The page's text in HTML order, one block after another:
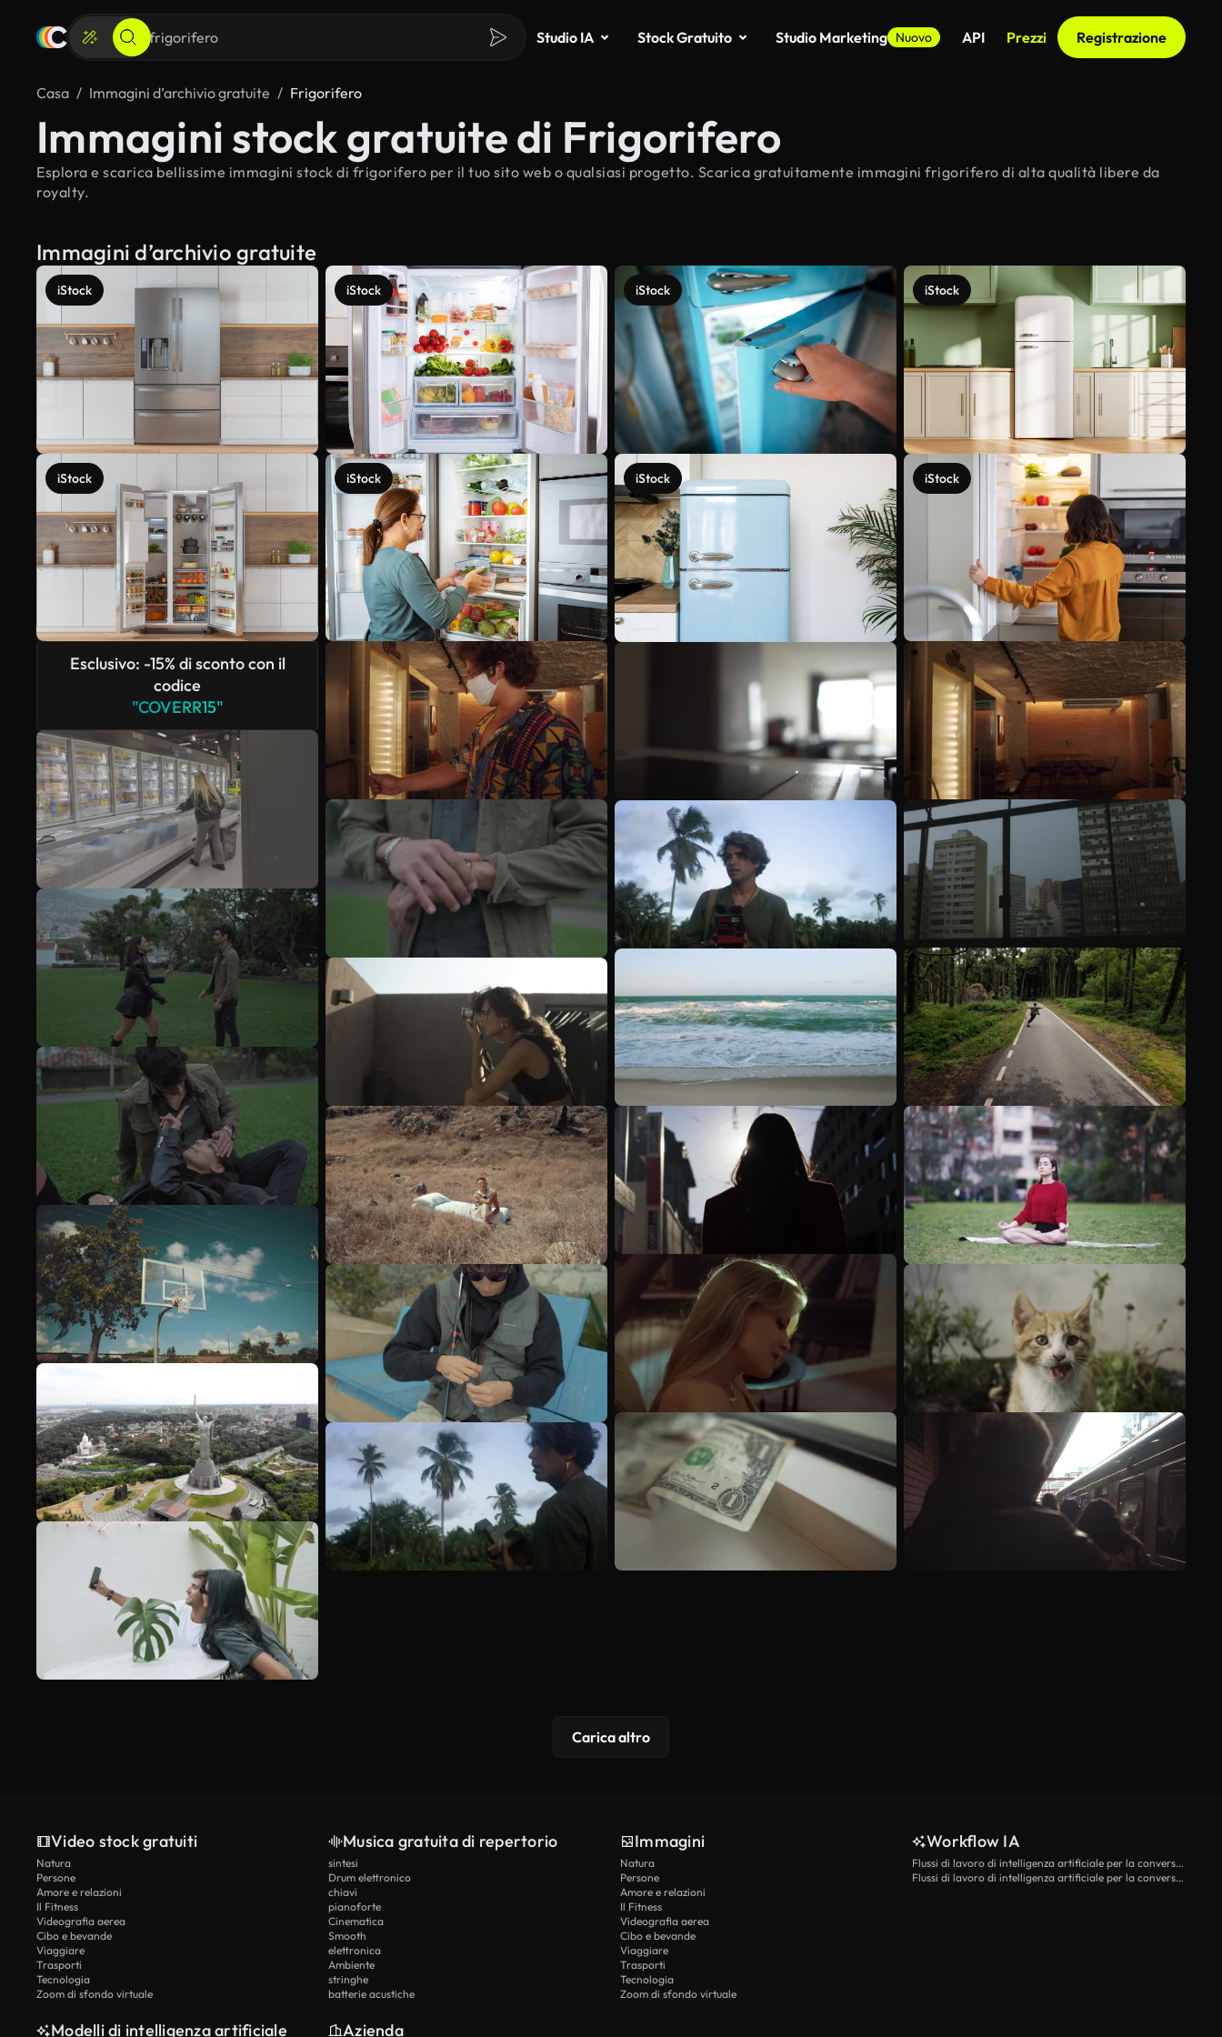
Studio IA Stock Gratuito Studio Marketing Nuovo API Prezzi Registrazione
Casa Immagini d’archivio gratuite Frigorifero
Immagini stock gratuite di Frigorifero
Esplora e scarica bellissime immagini stock di frigorifero per il tuo sito web o qualsiasi progetto. Scarica gratuitamente immagini frigorifero di alta qualità libere da
royalty.
Immagini d’archivio gratuite
iStock
iStock
Esclusivo: -15% di sconto con il
codice
"COVERR15"
iStock
iStock
iStock
iStock
iStock
iStock
Scopri di più
Carica altro
Video stock gratuiti
Natura
Persone
Amore e relazioni
Il Fitness
Videografia aerea
Cibo e bevande
Viaggiare
Trasporti
Tecnologia
Zoom di sfondo virtuale
Musica gratuita di repertorio
sintesi
Drum elettronico
chiavi
pianoforte
Cinematica
Smooth
elettronica
Ambiente
stringhe
batterie acustiche
Immagini
Natura
Persone
Amore e relazioni
Il Fitness
Videografia aerea
Cibo e bevande
Viaggiare
Trasporti
Tecnologia
Zoom di sfondo virtuale
Workflow IA
Flussi di lavoro di intelligenza artificiale per la conversione da testo a video
Flussi di lavoro di intelligenza artificiale per la conversione di immagini in video
Modelli di intelligenza artificiale Azienda